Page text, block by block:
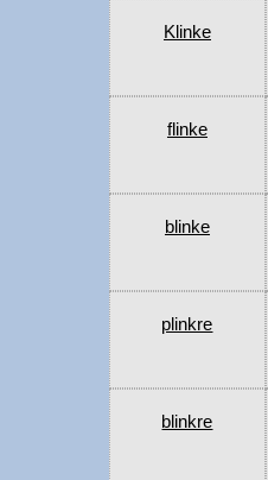
Klinke
flinke
blinke
plinkre
blinkre